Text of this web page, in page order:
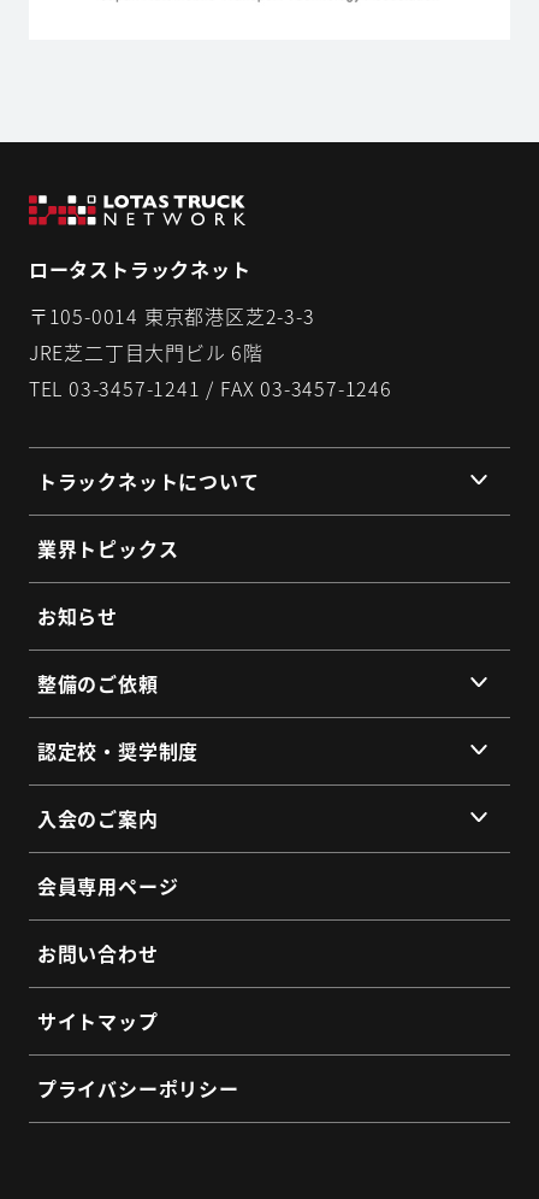
ロータストラックネット
〒105-0014 東京都港区芝2-3-3
JRE芝二丁目大門ビル 6階
TEL 03-3457-1241 / FAX 03-3457-1246
トラックネットについて
組織理念
組織概要
代表挨拶
提携企業・団体一覧
総会・地区会・研修会
会員同士のネットワークづくり
SDGs宣言
業界トピックス
お知らせ
整備のご依頼
提供サービス
サービス拠点
よくあるご質問
整備・メンテナンス依頼フォーム
認定校・奨学制度
認定校制度について
全国トラックネット企業紹介
よくあるご質問
認定制度に関するお問い合わせ
入会のご案内
入会の3つのメリット
会員インタビュー
よくあるご質問
入会希望フォーム
会員専用ページ
お問い合わせ
サイトマップ
プライバシーポリシー